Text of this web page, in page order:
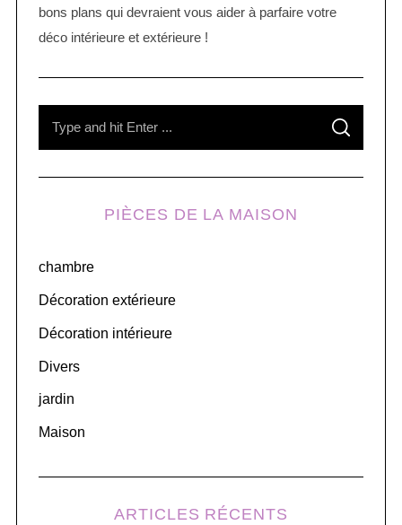
bons plans qui devraient vous aider à parfaire votre
déco intérieure et extérieure !
f
o
:
S
A
C
PIÈCES DE LA MAISON
chambre
Décoration extérieure
Décoration intérieure
Divers
jardin
Maison
ARTICLES RÉCENTS